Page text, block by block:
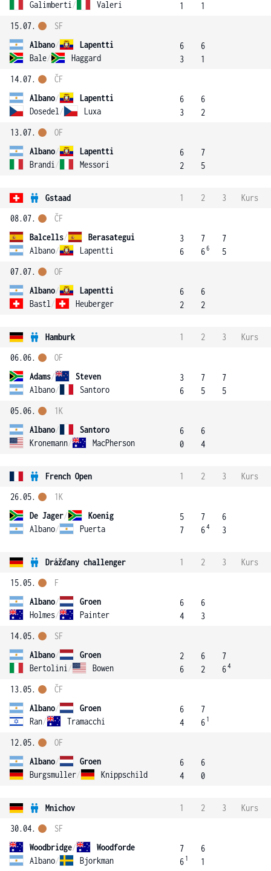
Galimberti / Valeri 1
1
15.07.
Albano/
Lapentti
Bale/ Haggard
SF
6
3
6
1
14.07.
Albano/
Lapentti
Dosedel / Luxa
ČF
6
3
6
2
13.07.
Albano/
Lapentti
Brandi / Messori
OF
6
2
7
5
Gstaad 1 2 3
Kurs
08.07.
Balcells/
Berasategui
Albano/ Lapentti
ČF
3
6
7
66
7
5
07.07.
Albano/
Lapentti
Bastl / Heuberger
OF
6
2
6
2
Hamburk 1 2 3
Kurs
06.06.
Adams/
Steven
Albano/ Santoro
OF
3
6
7
5
7
5
05.06.
Albano/
Santoro
Kronemann/ MacPherson
1K
6
0
6
4
French Open 1 2 3
Kurs
26.05.
De Jager/
Koenig
Albano/ Puerta
1K
5
7
7
64
6
3
Drážďany challenger 1 2 3
Kurs
15.05.
Albano/
Groen
Holmes/ Painter
F
6
4
6
3
14.05.
Albano/
Groen
Bertolini / Bowen
SF
2
6
6
2
7
64
13.05.
Albano/
Groen
Ran/ Tramacchi
ČF
6
4
7
6 1
12.05.
Albano/
Groen
Burgsmuller/ Knippschild
OF
6
4
6
0
Mnichov 1 2 3
Kurs
30.04.
Woodbridge/
Woodforde
Albano/ Bjorkman
SF
7
6 1
6
1